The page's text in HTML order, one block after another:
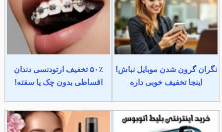
نگران گرون شدن موبایل نباش!
اینجا تخفیف خوبی داره
۵۰٪ تخفیف ارتودنسی دندان
اقساطی بدون چک یا سفته!